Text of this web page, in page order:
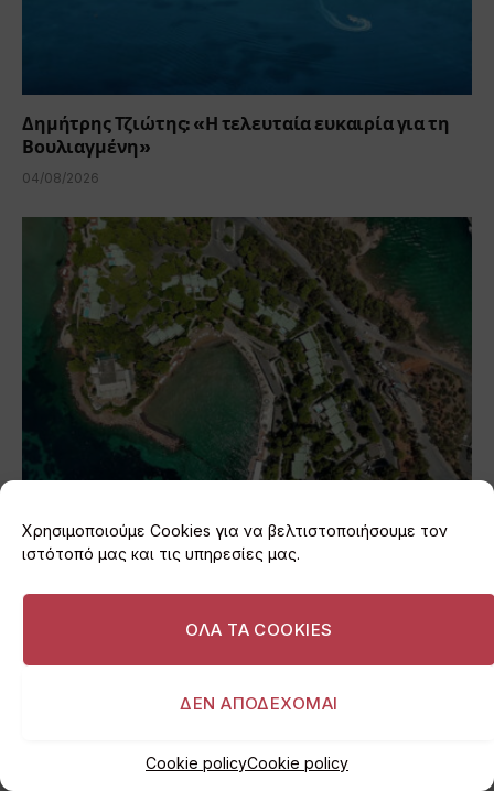
Χρησιμοποιούμε Cookies για να βελτιστοποιήσουμε τον
ιστότοπό μας και τις υπηρεσίες μας.
ΟΛΑ ΤΑ COOKIES
ΔΕΝ ΑΠΟΔΕΧΟΜΑΙ
Cookie policyCookie policy
Δημήτρης Τζιώτης: «Η τελευταία ευκαιρία για τη
Βουλιαγμένη»
04/08/2026
τη Βουλιαγμένη (video)
03/08/2026